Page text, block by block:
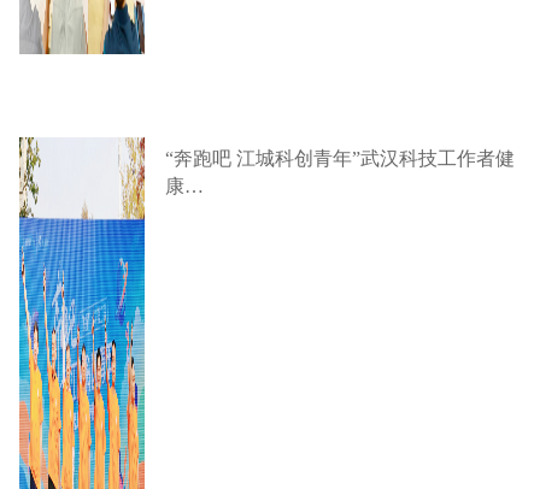
“奔跑吧 江城科创青年”武汉科技工作者健
康…